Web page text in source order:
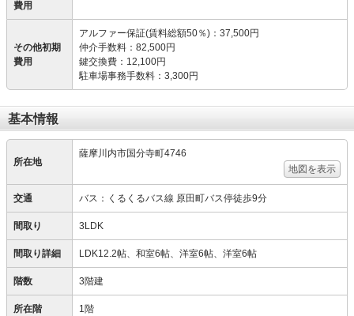
費用
その他初期
費用
アルファー保証(賃料総額50％) ： 37,500円
仲介手数料 ： 82,500円
鍵交換費 ： 12,100円
駐車場事務手数料 ： 3,300円
基本情報
所在地
薩摩川内市国分寺町4746
地図を表示
交通 バス：くるくるバス線 原田町バス停徒歩9分
間取り 3LDK
間取り詳細 LDK12.2帖、和室6帖、洋室6帖、洋室6帖
階数 3階建
所在階 1階